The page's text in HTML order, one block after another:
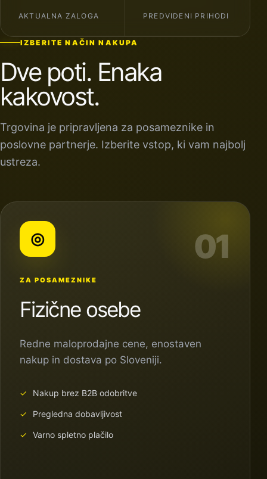
AKTUALNA ZALOGA PREDVIDENI PRIHODI
IZBERITE NAČIN NAKUPA
Dve poti. Enaka
kakovost.
Trgovina je pripravljena za posameznike in
poslovne partnerje. Izberite vstop, ki vam najbolj
ustreza.
01
◎
ZA POSAMEZNIKE
Fizične osebe
Redne maloprodajne cene, enostaven
nakup in dostava po Sloveniji.
Nakup brez B2B odobritve
Pregledna dobavljivost
Varno spletno plačilo